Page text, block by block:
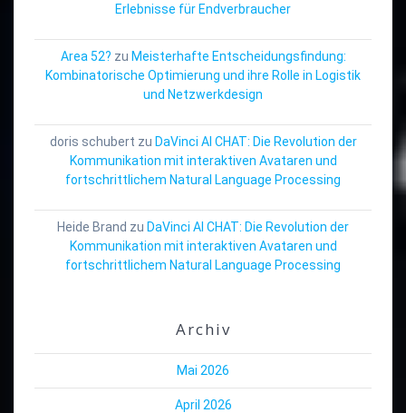
Erlebnisse für Endverbraucher
Area 52? zu Meisterhafte Entscheidungsfindung:
Kombinatorische Optimierung und ihre Rolle in Logistik
und Netzwerkdesign
doris schubert zu DaVinci AI CHAT: Die Revolution der
Kommunikation mit interaktiven Avataren und
fortschrittlichem Natural Language Processing
Heide Brand zu DaVinci AI CHAT: Die Revolution der
Kommunikation mit interaktiven Avataren und
fortschrittlichem Natural Language Processing
Archiv
Mai 2026
April 2026